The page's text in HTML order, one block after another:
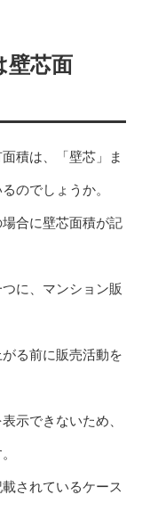
壁芯面
積は、「壁芯」ま
のでしょうか。
合に壁芯面積が記
に、マンション販
る前に販売活動を
示できないため、
されているケース